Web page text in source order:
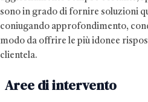
sono in grado di fornire soluzioni
coniugando approfondimento,
modo da offrire le più idonee
clientela.
Aree di intervento